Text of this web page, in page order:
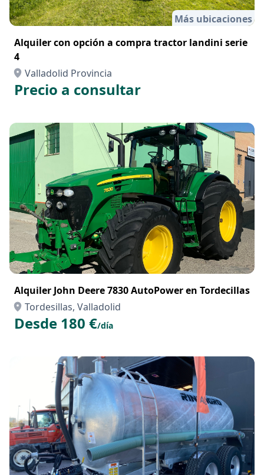
Más ubicaciones
Alquiler con opción a compra tractor landini serie
4
Valladolid Provincia
Precio a consultar
Alquiler John Deere 7830 AutoPower en Tordecillas
Tordesillas, Valladolid
Desde 180 €/día